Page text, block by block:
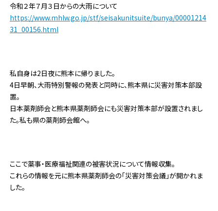
令和２年７月３日からの大雨について
https://www.mhlw.go.jp/stf/seisakunitsuite/bunya/00001214
31_00156.html
私自身は2日夜に熊本に帰りました。
4日早朝、大雨特別警報の発表と同時に、熊本県に災害対策本部設
置。
日本薬剤師会と熊本県薬剤師会にも災害対策本部が設置されまし
た。私も県の薬剤師会館へ。
ここで薬事・医療福祉関連の被害状況について情報収集。
これらの情報を元に熊本県薬剤師会の「災害対策会議」が開かれま
した。